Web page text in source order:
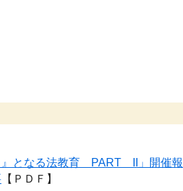
』となる法教育 PART II」開催
【ＰＤＦ】